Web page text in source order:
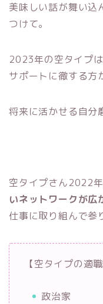
美味しい話が舞い込
つけて。
2023年の空タイプ
サポートに徹する方
将来に活かせる自分
空タイプさん2022
いネットワークが広
仕事に取り組んで参
【空タイプの適職
政治家